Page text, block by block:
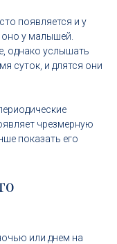
появляется и у
у малышей.
однако услышать
суток, и длятся они
чрезмерную
показать его
или днем на